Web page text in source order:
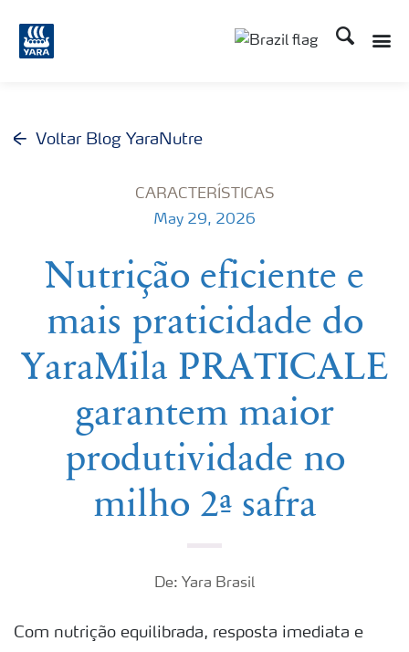
Busca
Voltar Blog YaraNutre
CARACTERÍSTICAS
May 29, 2026
Nutrição eficiente e
mais praticidade do
YaraMila PRATICALE
garantem maior
produtividade no
milho 2ª safra
De: Yara Brasil
Com nutrição equilibrada, resposta imediata e